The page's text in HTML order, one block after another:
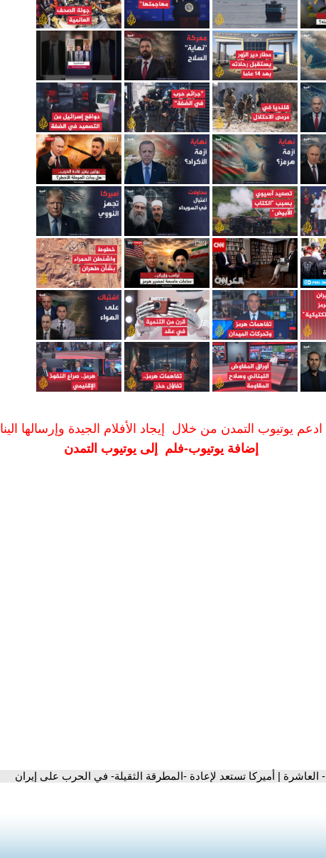
ادعم يوتيوب التمدن من خلال إيجاد الأفلام الجيدة وإرسالها الينا
إضافة يوتيوب-فلم إلى يوتيوب التمدن
- العاشرة | أميركا تستعد لإعادة -المطرقة الثقيلة- في الحرب على إيران